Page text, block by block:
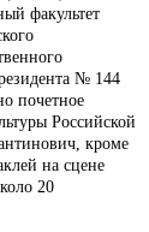
факультет
№ 144
почетное
Российской
кроме
на сцене
20